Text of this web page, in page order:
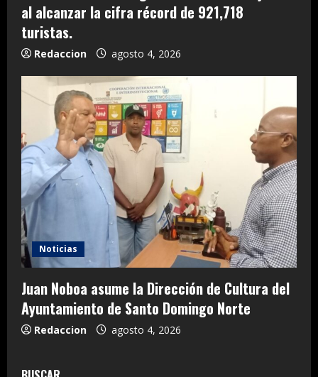
al alcanzar la cifra récord de 921,718
turistas.
Redaccion agosto 4, 2026
Noticias
Juan Noboa asume la Dirección de Cultura del
Ayuntamiento de Santo Domingo Norte
Redaccion agosto 4, 2026